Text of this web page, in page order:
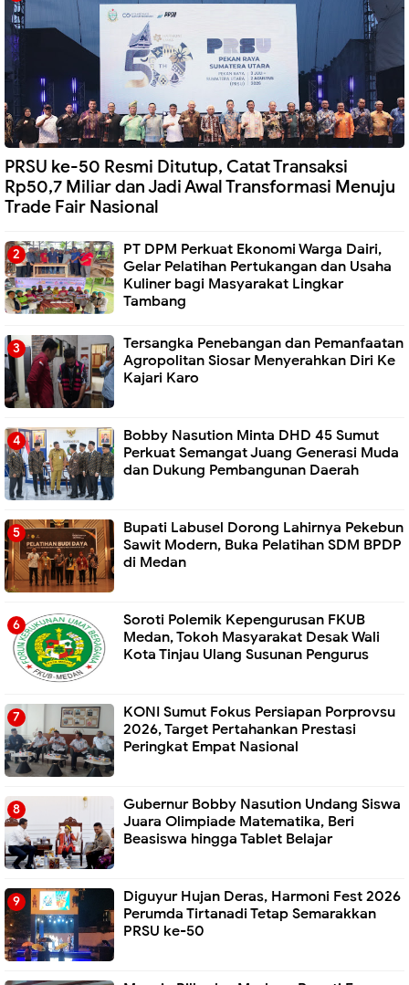
PRSU ke-50 Resmi Ditutup, Catat Transaksi
Rp50,7 Miliar dan Jadi Awal Transformasi Menuju
Trade Fair Nasional
PT DPM Perkuat Ekonomi Warga Dairi,
Gelar Pelatihan Pertukangan dan Usaha
Kuliner bagi Masyarakat Lingkar
Tambang
Tersangka Penebangan dan Pemanfaatan
Agropolitan Siosar Menyerahkan Diri Ke
Kajari Karo
Bobby Nasution Minta DHD 45 Sumut
Perkuat Semangat Juang Generasi Muda
dan Dukung Pembangunan Daerah
Bupati Labusel Dorong Lahirnya Pekebun
Sawit Modern, Buka Pelatihan SDM BPDP
di Medan
Soroti Polemik Kepengurusan FKUB
Medan, Tokoh Masyarakat Desak Wali
Kota Tinjau Ulang Susunan Pengurus
KONI Sumut Fokus Persiapan Porprovsu
2026, Target Pertahankan Prestasi
Peringkat Empat Nasional
Gubernur Bobby Nasution Undang Siswa
Juara Olimpiade Matematika, Beri
Beasiswa hingga Tablet Belajar
Diguyur Hujan Deras, Harmoni Fest 2026
Perumda Tirtanadi Tetap Semarakkan
PRSU ke-50